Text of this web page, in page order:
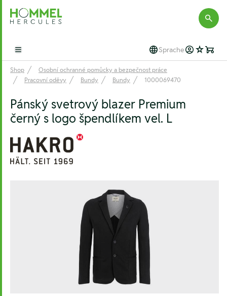
Hommel Hercules
Open main menu Sprache
Shop
Osobní ochranné pomůcky a bezpečnost práce
Pracovní oděvy
Bundy Bundy 1000069470
Pánský svetrový blazer Premium
černý s logo špendlíkem vel. L